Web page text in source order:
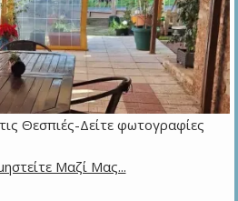
Θεσπιές-Δείτε φωτογραφίες